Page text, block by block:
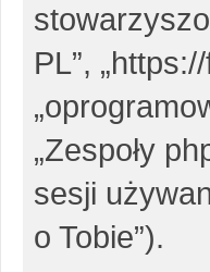
PL”,
„Zespoły
sesji
o Tobie”).